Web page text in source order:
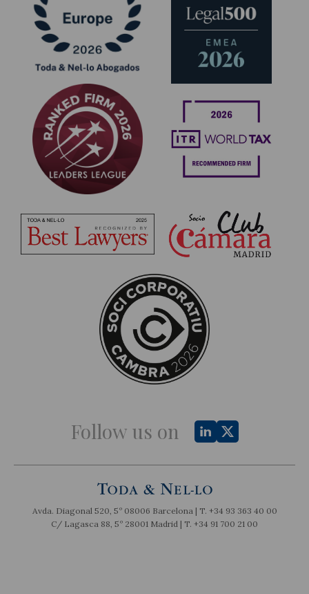
Follow us on
Avda. Diagonal 520, 5º 08006 Barcelona | T. +34 93 363 40 00
C/ Lagasca 88, 5º 28001 Madrid | T. +34 91 700 21 00